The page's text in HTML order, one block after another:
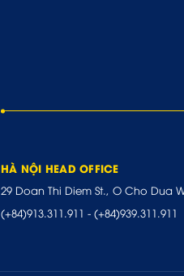
HÀ NỘI HEAD OFFICE
29 Doan Thi Diem St., O Cho Dua
(+84)913.311.911 - (+84)939.311.911